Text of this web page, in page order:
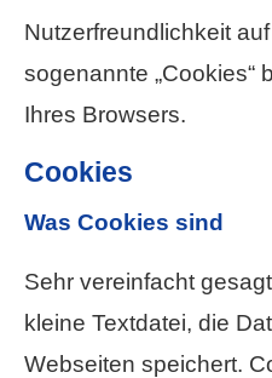
Nutzerfreundlichkeit
sogenannte „Cookies“
Ihres Browsers.
Cookies
Was Cookies sind
Sehr vereinfacht
kleine Textdatei, die
Webseiten speichert.